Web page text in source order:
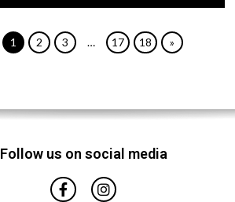
1 2 3 … 17 18 »
Follow us on social media